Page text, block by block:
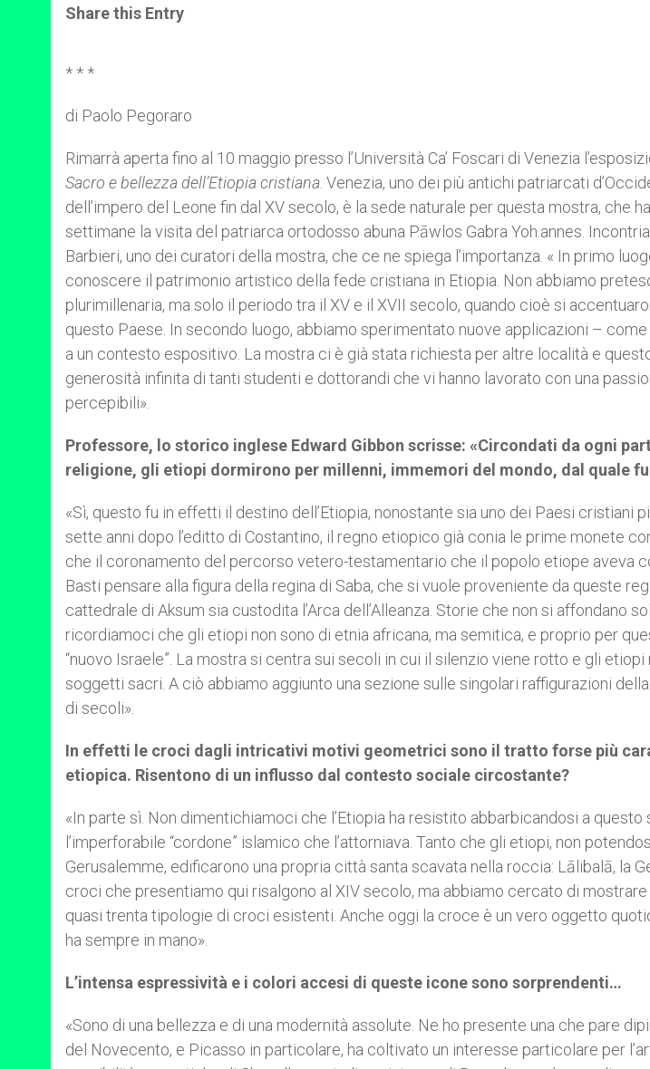
t
s
s
e
e
b
Share this Entry
* * *
di Paolo Pegoraro
Rimarrà aperta fino al 10 maggio presso l’Università Ca’ Foscari di Venezia
Sacro e bellezza dell’Etiopia cristiana . Venezia, uno dei più antichi patriarcati
dell’impero del Leone fin dal XV secolo, è la sede naturale per questa mostra, che
settimane la visita del patriarca ortodosso abuna P.āwlos Gabra Yoh.annes.
Barbieri, uno dei curatori della mostra, che ce ne spiega l’importanza. « In primo
conoscere il patrimonio artistico della fede cristiana in Etiopia. Non abbiamo
plurimillenaria, ma solo il periodo tra il XV e il XVII secolo, quando cioè si
questo Paese. In secondo luogo, abbiamo sperimentato nuove applicazioni –
a un contesto espositivo. La mostra ci è già stata richiesta per altre località e
generosità infinita di tanti studenti e dottorandi che vi hanno lavorato con una
percepibili».
Professore, lo storico inglese Edward Gibbon scrisse: «Circondati da ogni
religione, gli etiopi dormirono per millenni, immemori del mondo, dal quale
«Sì, questo fu in effetti il destino dell’Etiopia, nonostante sia uno dei Paesi cristiani
sette anni dopo l’editto di Costantino, il regno etiopico già conia le prime monete
che il coronamento del percorso vetero-testamentario che il popolo etiope aveva
Basti pensare alla figura della regina di Saba, che si vuole proveniente da queste
cattedrale di Aksum sia custodita l’Arca dell’Alleanza. Storie che non si affondano
ricordiamoci che gli etiopi non sono di etnia africana, ma semitica, e proprio per
“nuovo Israele”. La mostra si centra sui secoli in cui il silenzio viene rotto e gli etiopi
soggetti sacri. A ciò abbiamo aggiunto una sezione sulle singolari raffigurazioni
di secoli».
In effetti le croci dagli intricativi motivi geometrici sono il tratto forse più
etiopica. Risentono di un influsso dal contesto sociale circostante?
«In parte sì. Non dimentichiamoci che l’Etiopia ha resistito abbarbicandosi a questo
l’imperforabile “cordone” islamico che l’attorniava. Tanto che gli etiopi, non
Gerusalemme, edificarono una propria città santa scavata nella roccia: Lālibalā, la
croci che presentiamo qui risalgono al XIV secolo, ma abbiamo cercato di
quasi trenta tipologie di croci esistenti. Anche oggi la croce è un vero oggetto
ha sempre in mano».
L’intensa espressività e i colori accesi di queste icone sono sorprendenti…
«Sono di una bellezza e di una modernità assolute. Ne ho presente una che pare
del Novecento, e Picasso in particolare, ha coltivato un interesse particolare per